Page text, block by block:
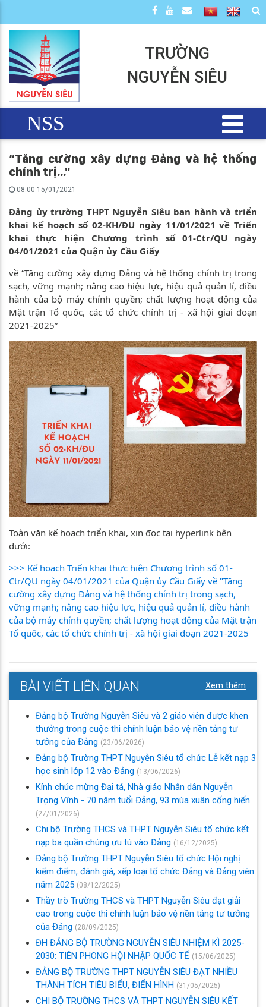
TRƯỜNG
NGUYỄN SIÊU
NSS
“Tăng cường xây dựng Đảng và hệ thống
chính trị..."
08:00 15/01/2021
Đảng ủy trường THPT Nguyễn Siêu ban hành và triển
khai kế hoạch số 02-KH/ĐU ngày 11/01/2021 về Triển
khai thực hiện Chương trình số 01-Ctr/QU ngày
04/01/2021 của Quận ủy Cầu Giấy
về “Tăng cường xây dựng Đảng và hệ thống chính trị trong
sạch, vững mạnh; nâng cao hiệu lực, hiệu quả quản lí, điều
hành của bộ máy chính quyền; chất lượng hoạt động của
Mặt trận Tổ quốc, các tổ chức chính trị - xã hội giai đoạn
2021-2025”
Toàn văn kế hoạch triển khai, xin đọc tại hyperlink bên
dưới:
>>> Kế hoạch Triển khai thực hiện Chương trình số 01-
Ctr/QU ngày 04/01/2021 của Quận ủy Cầu Giấy về "Tăng
cường xây dựng Đảng và hệ thống chính trị trong sạch,
vững mạnh; nâng cao hiệu lực, hiệu quả quản lí, điều hành
của bộ máy chính quyền; chất lượng hoạt động của Mặt trận
Tổ quốc, các tổ chức chính trị - xã hội giai đoạn 2021-2025
BÀI VIẾT LIÊN QUAN Xem thêm
Đảng bộ Trường Nguyễn Siêu và 2 giáo viên được khen
thưởng trong cuộc thi chính luận bảo vệ nền tảng tư
tưởng của Đảng (23/06/2026)
Đảng bộ Trường THPT Nguyễn Siêu tổ chức Lễ kết nạp 3
học sinh lớp 12 vào Đảng (13/06/2026)
Kính chúc mừng Đại tá, Nhà giáo Nhân dân Nguyễn
Trọng Vĩnh - 70 năm tuổi Đảng, 93 mùa xuân cống hiến
(27/01/2026)
Chi bộ Trường THCS và THPT Nguyễn Siêu tổ chức kết
nạp ba quần chúng ưu tú vào Đảng (16/12/2025)
Đảng bộ Trường THPT Nguyễn Siêu tổ chức Hội nghị
kiểm điểm, đánh giá, xếp loại tổ chức Đảng và Đảng viên
năm 2025 (08/12/2025)
Thầy trò Trường THCS và THPT Nguyễn Siêu đạt giải
cao trong cuộc thi chính luận bảo vệ nền tảng tư tưởng
của Đảng (28/09/2025)
ĐH ĐẢNG BỘ TRƯỜNG NGUYỄN SIÊU NHIỆM KÌ 2025-
2030: TIÊN PHONG HỘI NHẬP QUỐC TẾ (15/06/2025)
ĐẢNG BỘ TRƯỜNG THPT NGUYỄN SIÊU ĐẠT NHIỀU
THÀNH TÍCH TIÊU BIỂU, ĐIỂN HÌNH (31/05/2025)
CHI BỘ TRƯỜNG THCS VÀ THPT NGUYỄN SIÊU KẾT